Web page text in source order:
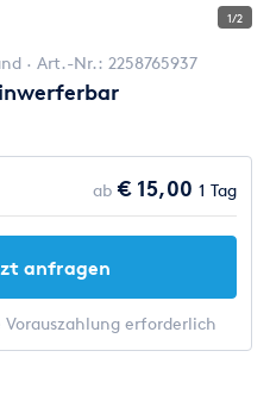
1/2
Art.-Nr.: 2258765937
ab € 15,00 1 Tag
anfragen
erforderlich